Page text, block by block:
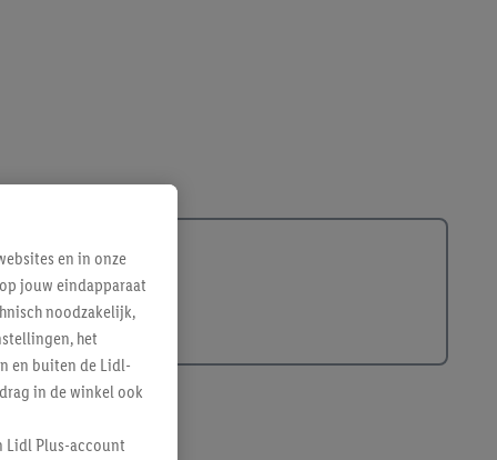
en in onze
jouw eindapparaat
noodzakelijk,
het
en buiten de Lidl-
in de winkel ook
Lidl Plus-account